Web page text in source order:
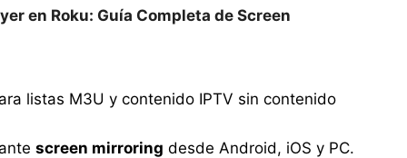
en Roku: Guía Completa de Screen
listas M3U y contenido IPTV sin contenido
screen mirroring desde Android, iOS y PC.